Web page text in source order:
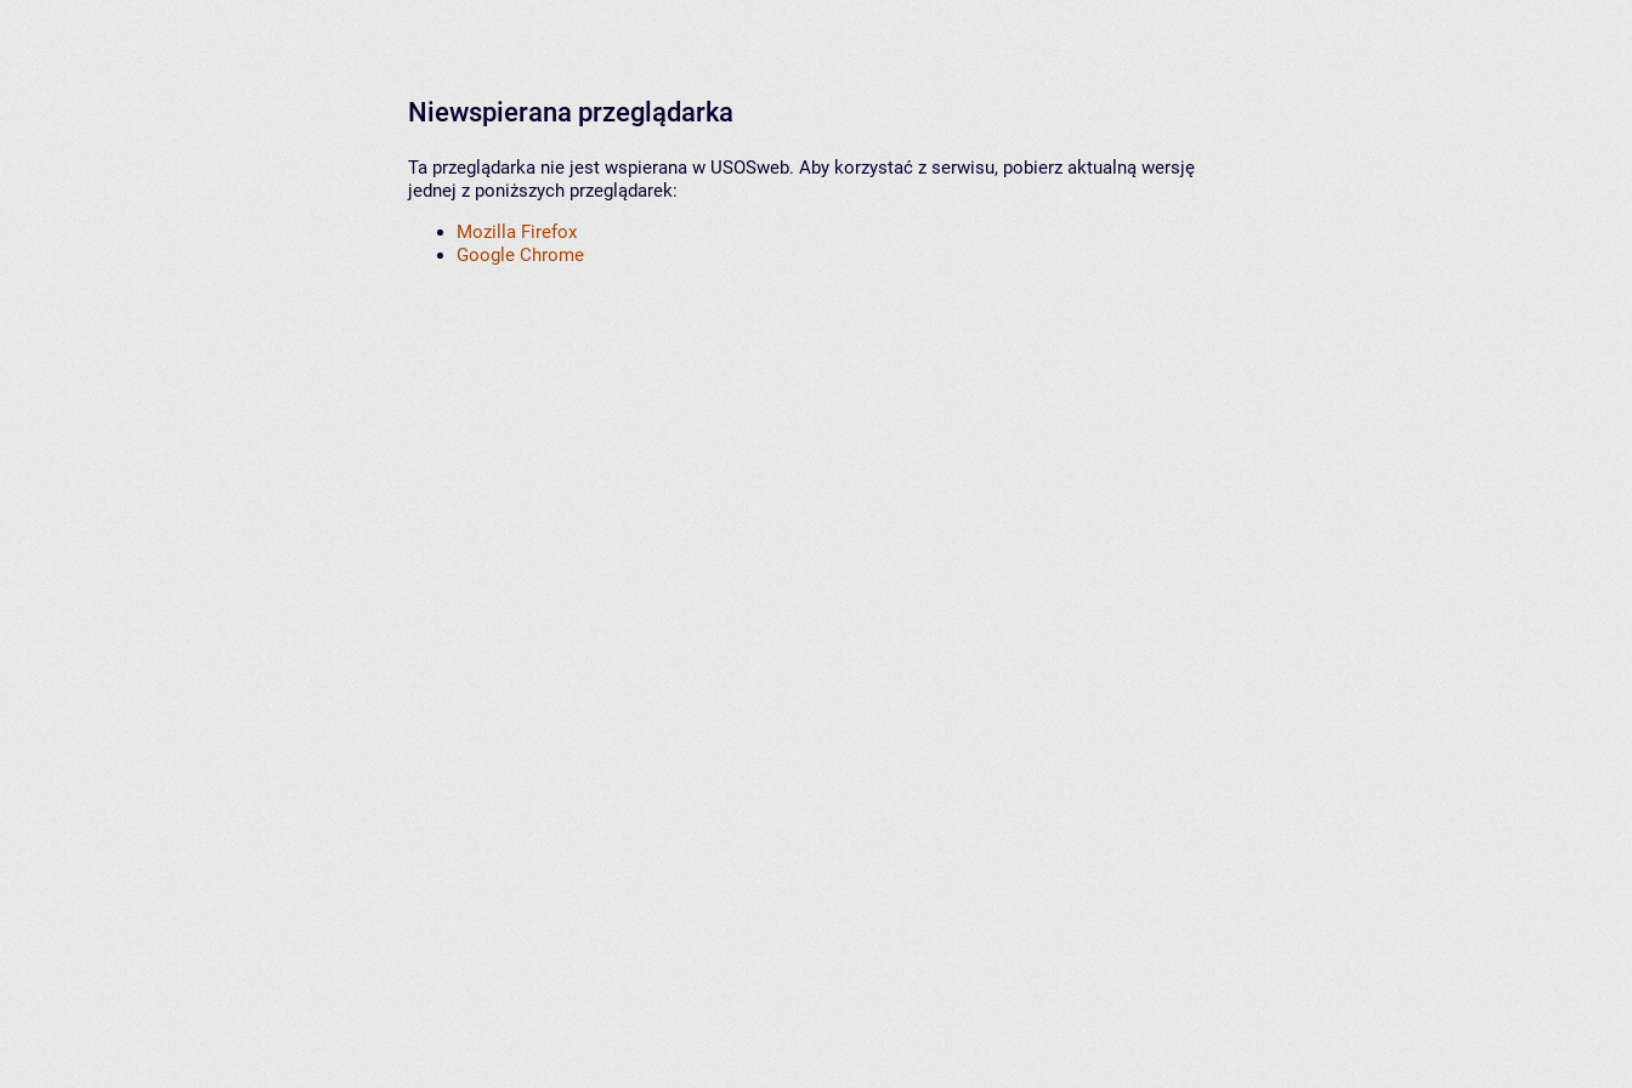
Niewspierana przeglądarka
Ta przeglądarka nie jest wspierana w USOSweb. Aby korzystać z serwisu, pobierz aktualną wersję
jednej z poniższych przeglądarek:
Mozilla Firefox
Google Chrome